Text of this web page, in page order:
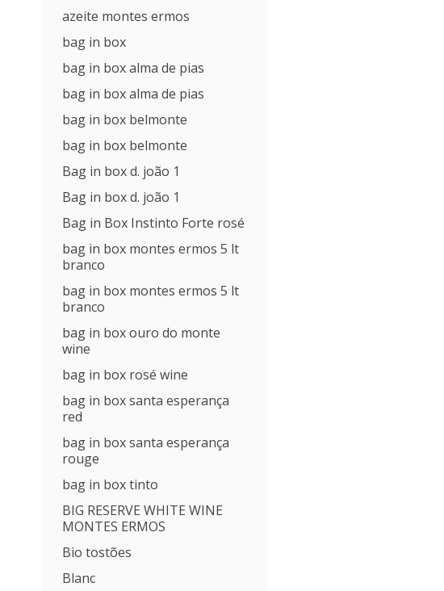
azeite montes ermos
bag in box
bag in box alma de pias
bag in box alma de pias
bag in box belmonte
bag in box belmonte
Bag in box d. joão 1
Bag in box d. joão 1
Bag in Box Instinto Forte rosé
bag in box montes ermos 5 lt
branco
bag in box montes ermos 5 lt
branco
bag in box ouro do monte
wine
bag in box rosé wine
bag in box santa esperança
red
bag in box santa esperança
rouge
bag in box tinto
BIG RESERVE WHITE WINE
MONTES ERMOS
Bio tostões
Blanc